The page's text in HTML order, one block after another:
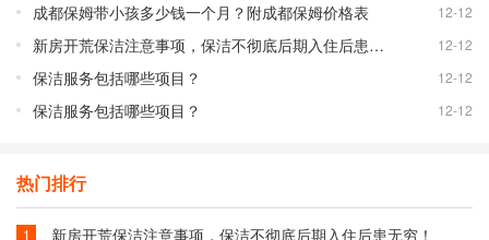
成都保姆带小孩多少钱一个月？附成都保姆价格表 12-12
新房开荒保洁注意事项，保洁不彻底后期入住后患无穷！ 12-12
保洁服务包括哪些项目？ 12-12
保洁服务包括哪些项目？ 12-12
热门排行
1 新房开荒保洁注意事项，保洁不彻底后期入住后患无穷！